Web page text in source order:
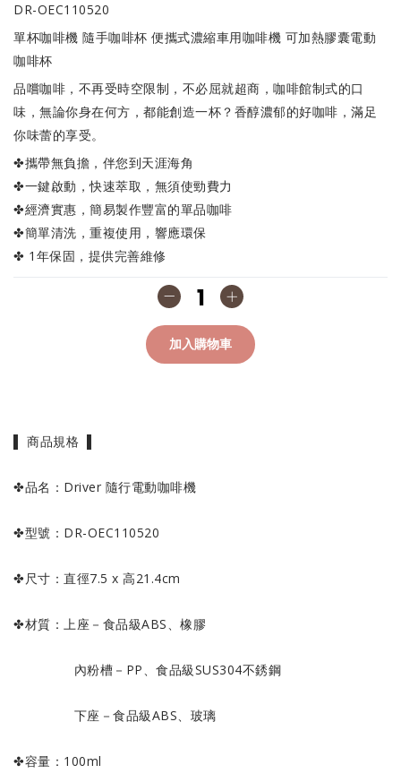
DR-OEC110520
單杯咖啡機 隨手咖啡杯 便攜式濃縮車用咖啡機 可加熱膠囊電動
咖啡杯
品嚐咖啡，不再受時空限制，不必屈就超商，咖啡館制式的口
味，無論你身在何方，都能創造一杯？香醇濃郁的好咖啡，滿足
你味蕾的享受。
✤攜帶無負擔，伴您到天涯海角
✤一鍵啟動，快速萃取，無須使勁費力
✤經濟實惠，簡易製作豐富的單品咖啡
✤簡單清洗，重複使用，響應環保
✤ 1年保固，提供完善維修
加入購物車
▌ 商品規格 ▌
✤品名：Driver 隨行電動咖啡機
✤型號：DR-OEC110520
✤尺寸：直徑7.5 x 高21.4cm
✤材質：上座－食品級ABS、橡膠
內粉槽－PP、食品級SUS304不銹鋼
下座－食品級ABS、玻璃
✤容量：100ml